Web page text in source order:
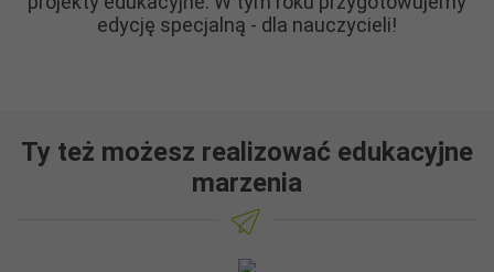
edycję specjalną - dla nauczycieli!
Ty też możesz realizować edukacyjne
marzenia